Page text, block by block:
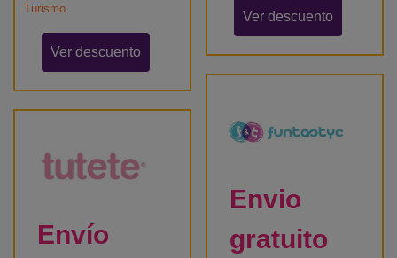
Turismo
Ver descuento
Envío
Ver descuento
Envio
gratuito